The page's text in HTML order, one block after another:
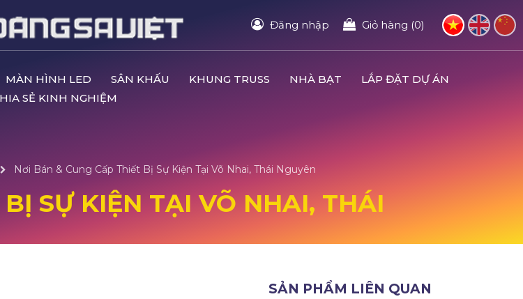
Đăng nhập Giỏ hàng (0)
MÀN HÌNH LED SÂN KHẤU KHUNG TRUSS NHÀ BẠT
LẮP ĐẶT DỰ ÁN
SẺ KINH NGHIỆM
Nơi Bán & Cung Cấp Thiết Bị Sự Kiện Tại Võ Nhai, Thái Nguyên
SỰ KIỆN TẠI VÕ NHAI, THÁI
SẢN PHẨM LIÊN QUAN